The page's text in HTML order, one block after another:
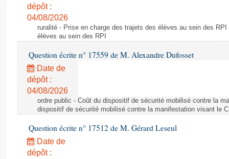
dépôt :
04/08/2026
ruralité - Prise en charge des trajets des élèves au sein des
élèves au sein des RPI
Question écrite n° 17559 de M. Alexandre Dufosset
Date de
dépôt :
04/08/2026
ordre public - Coût du dispositif de sécurité mobilisé contre la
dispositif de sécurité mobilisé contre la manifestation visant le
Question écrite n° 17512 de M. Gérard Leseul
Date de
dépôt :